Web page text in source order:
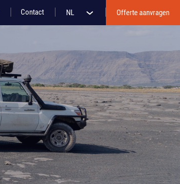
Contact NL Offerte aanvragen